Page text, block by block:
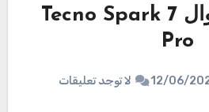
مواصفات جوال Tecno Spark 7
Pro
12/06/ لا توجد تعليقات